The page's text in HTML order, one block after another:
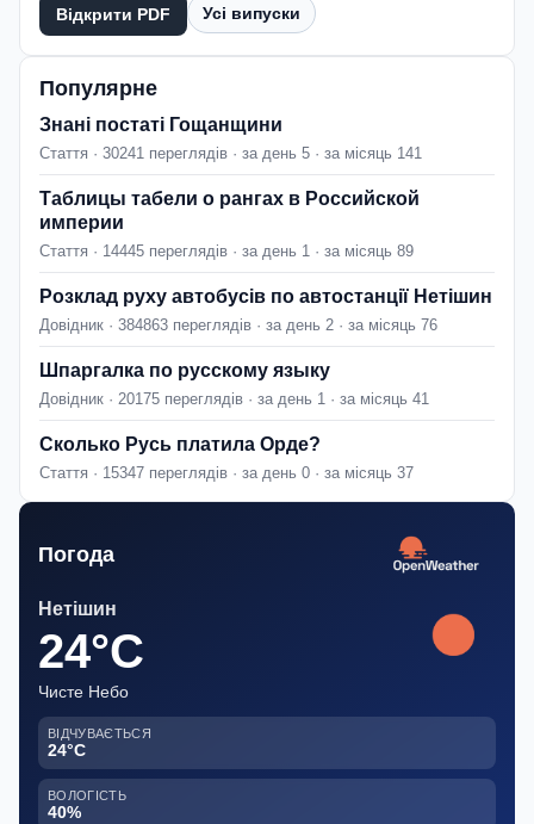
Відкрити PDF Усі випуски
Популярне
Знані постаті Гощанщини
Стаття · 30241 переглядів · за день 5 · за місяць 141
Таблицы табели о рангах в Российской
империи
Стаття · 14445 переглядів · за день 1 · за місяць 89
Розклад руху автобусів по автостанції Нетішин
Довідник · 384863 переглядів · за день 2 · за місяць 76
Шпаргалка по русскому языку
Довідник · 20175 переглядів · за день 1 · за місяць 41
Сколько Русь платила Орде?
Стаття · 15347 переглядів · за день 0 · за місяць 37
Погода
Нетішин
24°C
Чисте Небо
ВІДЧУВАЄТЬСЯ
24°C
ВОЛОГІСТЬ
40%